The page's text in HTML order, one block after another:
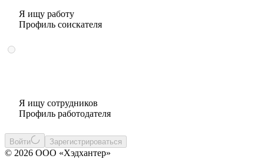
Я ищу работу
Профиль соискателя
Я ищу сотрудников
Профиль работодателя
Войти Зарегистрироваться
© 2026 ООО «Хэдхантер»